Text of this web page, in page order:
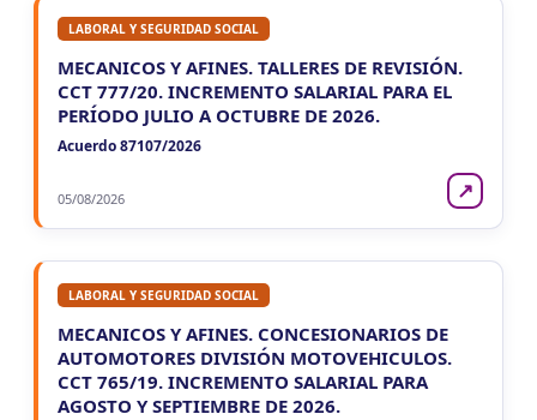
LABORAL Y SEGURIDAD SOCIAL
MECANICOS Y AFINES. TALLERES DE REVISIÓN.
CCT 777/20. INCREMENTO SALARIAL PARA EL
PERÍODO JULIO A OCTUBRE DE 2026.
Acuerdo 87107/2026
05/08/2026 ↗
LABORAL Y SEGURIDAD SOCIAL
MECANICOS Y AFINES. CONCESIONARIOS DE
AUTOMOTORES DIVISIÓN MOTOVEHICULOS.
CCT 765/19. INCREMENTO SALARIAL PARA
AGOSTO Y SEPTIEMBRE DE 2026.